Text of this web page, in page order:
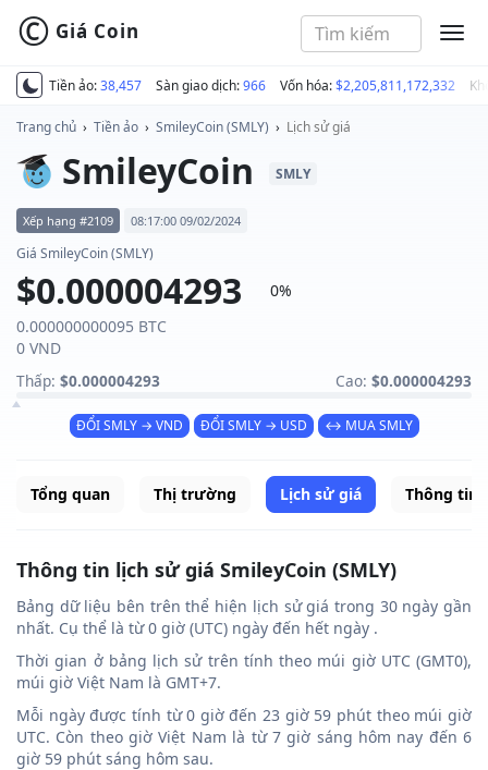
Tiền ảo:38,457 Sàn giao dịch:966 Vốn hóa:$2,205,811,172,332
© Giá Coin
Trang chủ › Tiền ảo › SmileyCoin (SMLY) › Lịch sử giá
SmileyCoin SMLY
Xếp hạng #2109 08:17:00 09/02/2024
Giá SmileyCoin (SMLY)
$0.000004293
0%
0.000000000095 BTC
0 VND
Thấp: $0.000004293 Cao: $0.000004293
ĐỔI SMLY → VND ĐỔI SMLY → USD ↔ MUA SMLY
Tổng quan Thị trường Lịch sử giá Thông tin
Thông tin lịch sử giá SmileyCoin (SMLY)
Bảng dữ liệu bên trên thể hiện lịch sử giá trong 30 ngày gần
nhất. Cụ thể là từ 0 giờ (UTC) ngày đến hết ngày .
Thời gian ở bảng lịch sử trên tính theo múi giờ UTC (GMT0),
múi giờ Việt Nam là GMT+7.
Mỗi ngày được tính từ 0 giờ đến 23 giờ 59 phút theo múi giờ
UTC. Còn theo giờ Việt Nam là từ 7 giờ sáng hôm nay đến 6
giờ 59 phút sáng hôm sau.